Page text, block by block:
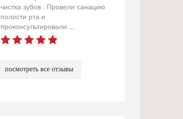
чистка зубов . Провели санацию
полости рта и
проконсультировали ...
посмотреть все отзывы